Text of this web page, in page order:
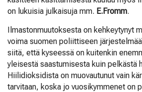
on lukuisia julkaisuja mm. E.Fromm.
Ilmastonmuutoksesta on kehkeytynyt
voima suomen poliittiseen
siitä, että kyseessä on kuitenkin
yleisestä saastumisesta kuin pelkästä
Hiilidioksidista on muovautunut vain
tarvitaan, koska jo vuosikymmenet on